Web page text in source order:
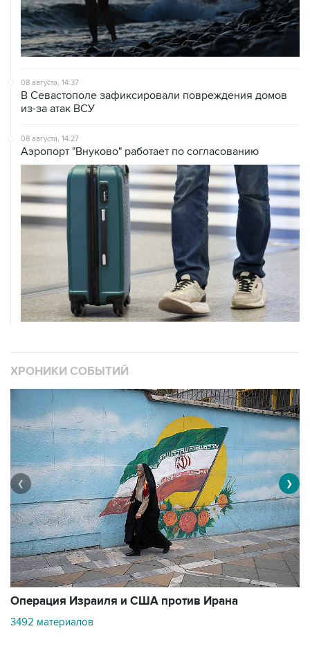
08 августа, 14:37
В Севастополе зафиксировали повреждения домов
из-за атак ВСУ
08 августа, 14:27
Аэропорт "Внуково" работает по согласованию
ХРОНИКИ СОБЫТИЙ
Операция Израиля и США против Ирана
3492 материалов
❮ ❯